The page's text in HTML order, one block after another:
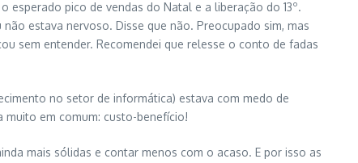
pico de vendas do Natal e a liberação do 13º.
estava nervoso. Disse que não. Preocupado sim, mas
sem entender. Recomendei que relesse o conto de fadas
no setor de informática) estava com medo de
muito em comum: custo-benefício!
mais sólidas e contar menos com o acaso. E por isso as